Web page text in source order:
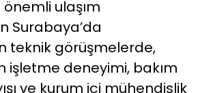
önemli ulaşım
Surabaya’da
teknik görüşmelerde,
işletme deneyimi, bakım
ve kurum içi mühendislik